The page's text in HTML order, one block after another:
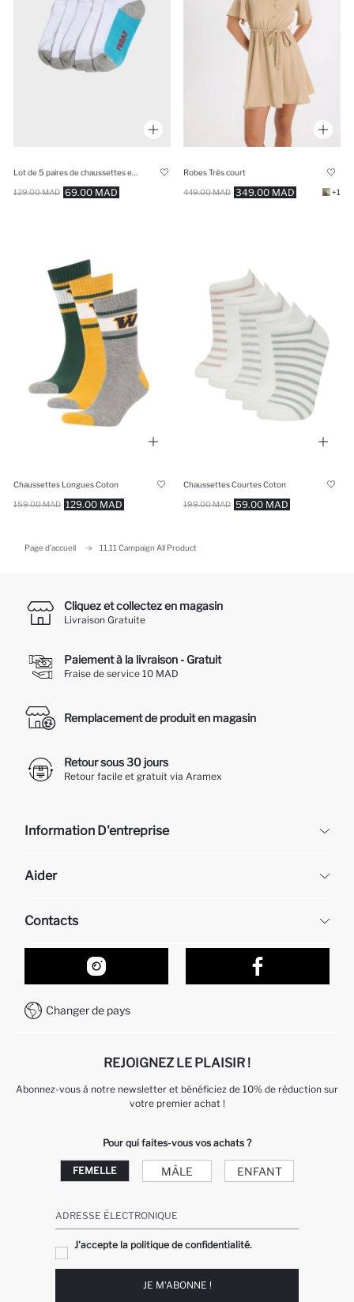
69.00 MAD
129.00 MAD
Robes Très court
349.00 MAD
449.00 MAD +1
Chaussettes Longues Coton
129.00 MAD
159.00 MAD
Chaussettes Courtes Coton
59.00 MAD
199.00 MAD
Page d'accueil 11.11 Campaign All Product
Cliquez et collectez en magasin
Livraison Gratuite
Paiement à la livraison - Gratuit
Fraise de service 10 MAD
Remplacement de produit en magasin
Retour sous 30 jours
Retour facile et gratuit via Aramex
Information D'entreprise
À propos de nous
Aider
Retour et changement
Suivi de la Commande
Comment acheter sur DeFacto ?
Comment payer sur DeFacto?
Contacts
Nos Magasins
Formulaire de contact
Service Client +212 525 076 633
Changer de pays
REJOIGNEZ LE PLAISIR !
Abonnez-vous à notre newsletter et bénéficiez de 10% de réduction sur
votre premier achat !
Pour qui faites-vous vos achats ?
FEMELLE MÂLE ENFANT
ADRESSE ÉLECTRONIQUE
J'accepte la politique de confidentialité.
JE M'ABONNE !